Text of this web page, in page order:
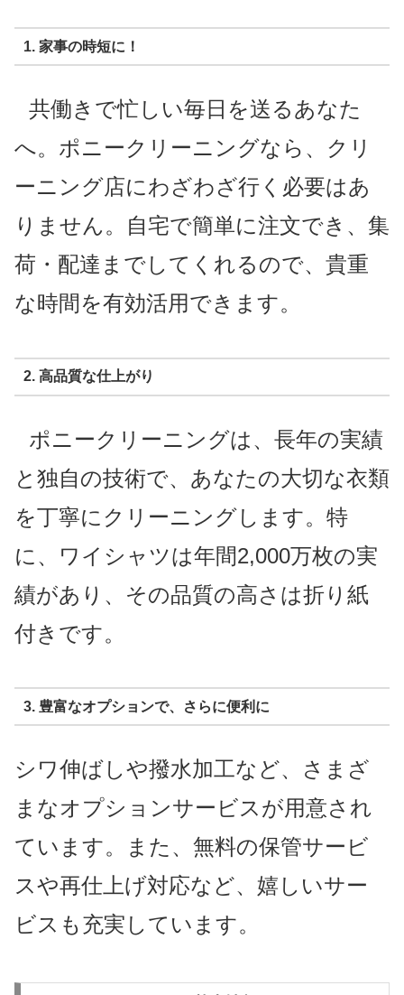
1. 家事の時短に！
共働きで忙しい毎日を送るあなた
へ。ポニークリーニングなら、クリ
ーニング店にわざわざ行く必要はあ
りません。自宅で簡単に注文でき、集
荷・配達までしてくれるので、貴重
な時間を有効活用できます。
2. 高品質な仕上がり
ポニークリーニングは、長年の実績
と独自の技術で、あなたの大切な衣類
を丁寧にクリーニングします。特
に、ワイシャツは年間2,000万枚の実
績があり、その品質の高さは折り紙
付きです。
3. 豊富なオプションで、さらに便利に
シワ伸ばしや撥水加工など、さまざ
まなオプションサービスが用意され
ています。また、無料の保管サービ
スや再仕上げ対応など、嬉しいサー
ビスも充実しています。